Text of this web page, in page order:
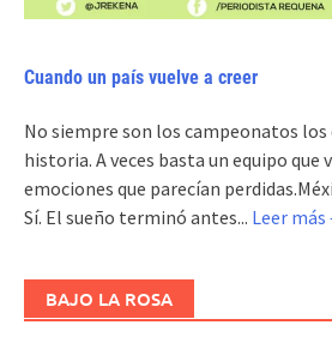
Cuando un país vuelve a creer
No siempre son los campeonatos los
historia. A veces basta un equipo que
emociones que parecían
Sí. El sueño terminó antes... Leer más
BAJO LA ROSA